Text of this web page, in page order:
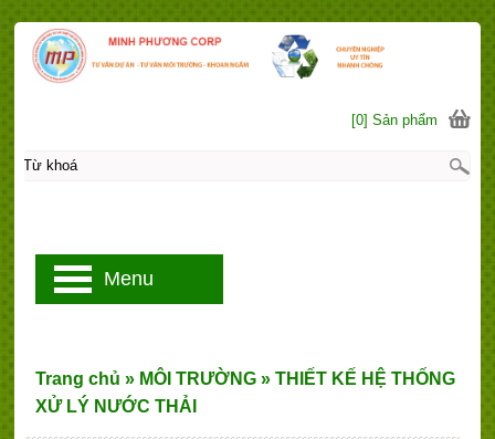
Trang chủ » MÔI TRƯỜNG » THIẾT KẾ HỆ THỐNG
XỬ LÝ NƯỚC THẢI
[0] Sản phẩm
Menu